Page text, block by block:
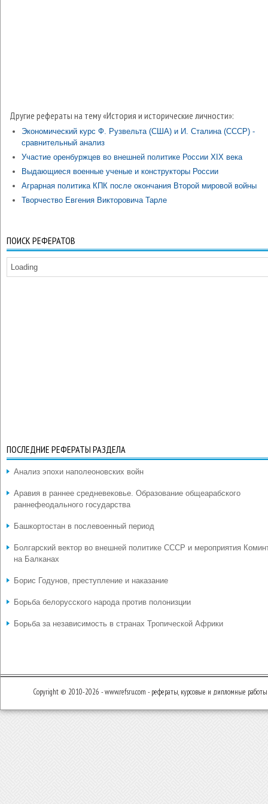
Другие рефераты на тему «История и исторические личности»:
Экономический курс Ф. Рузвельта (США) и И. Сталина (СССР) -
сравнительный анализ
Участие оренбуржцев во внешней политике России XIX века
Выдающиеся военные ученые и конструкторы России
Аграрная политика КПК после окончания Второй мировой войны
Творчество Евгения Викторовича Тарле
ПОИСК РЕФЕРАТОВ
Loading
ПОСЛЕДНИЕ РЕФЕРАТЫ РАЗДЕЛА
Анализ эпохи наполеоновских войн
Аравия в раннее средневековье. Образование общеарабского
раннефеодального государства
Башкортостан в послевоенный период
Болгарский вектор во внешней политике СССР и мероприятия
на Балканах
Борис Годунов, преступление и наказание
Борьба белорусского народа против полонизции
Борьба за независимость в странах Тропической Африки
Copyright © 2010-2026 - www.refsru.com - рефераты, курсовые и дипломные работы